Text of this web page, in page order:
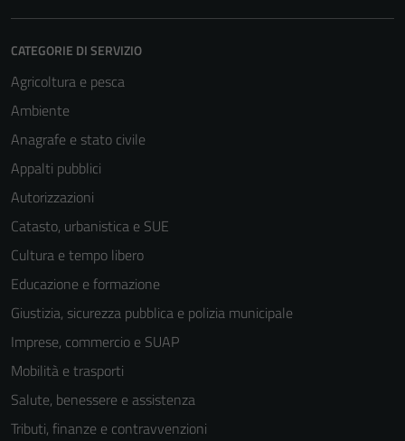
CATEGORIE DI SERVIZIO
Agricoltura e pesca
Ambiente
Anagrafe e stato civile
Appalti pubblici
Autorizzazioni
Catasto, urbanistica e SUE
Cultura e tempo libero
Educazione e formazione
Giustizia, sicurezza pubblica e polizia municipale
Imprese, commercio e SUAP
Mobilità e trasporti
Salute, benessere e assistenza
Tributi, finanze e contravvenzioni